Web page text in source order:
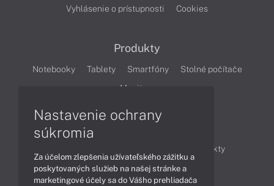
Vyhlásenie o prístupnosti
Cookies
Produkty
Notebooky Tablety Smartfóny
Stolné počítače
Monitory
Produkty
Technológie
Videá
Nastavenie ochrany
súkromia
Za účelom zlepšenia užívateľského zážitku a
poskytovaných služieb na našej stránke a
marketingové účely sa do Vášho prehliadača